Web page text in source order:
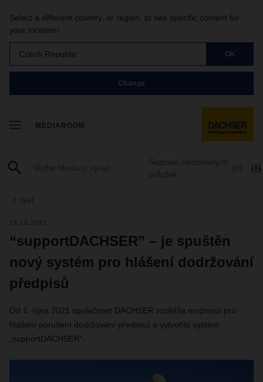
Select a different country, or region, to see specific content for
your location!
Czech Republic OK
Change
MEDIAROOM
Seznam sledovaných
položek
(0)
zpět
13.12.2021
“supportDACHSER” – je spuštěn
nový systém pro hlášení dodržování
předpisů
Od 1. října 2021 společnost DACHSER rozšířila možnosti pro
hlášení porušení dodržování předpisů a vytvořila systém
„supportDACHSER“.